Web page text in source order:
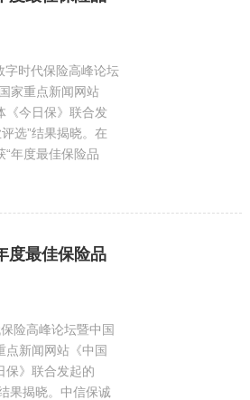
字时代保险高峰论坛
家重点新闻网站
《今日保》联合发
选”结果揭晓。在
年度最佳保险品
度最佳保险品
险高峰论坛暨中国
点新闻网站《中国
保》联合发起的
果揭晓。中信保诚